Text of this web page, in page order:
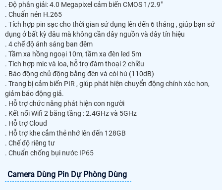
. Độ phân giải: 4.0 Megapixel cảm biến CMOS 1/2.9"
. Chuẩn nén H.265
. Tích hợp pin sạc cho thời gian sử dụng lên đến 6 tháng , giúp bạn sử
dụng ở bất kỳ đâu mà không cần dây nguồn và dây tín hiệu
. 4 chế độ ánh sáng ban đêm
. Tầm xa hồng ngoại 10m, tầm xa đèn led 5m
. Tích hợp mic và loa, hỗ trợ đàm thoại 2 chiều
. Báo động chủ động bằng đèn và còi hú (110dB)
. Trang bị cảm biến PIR , giúp phát hiện chuyển động chính xác hơn,
giảm báo động giả.
. Hỗ trợ chức năng phát hiện con người
. Kết nối Wifi 2 băng tầng : 2.4GHz và 5GHz
. Hỗ trợ Cloud
. Hỗ trợ khe cắm thẻ nhớ lên đến 128GB
. Chế độ riêng tư
. Chuẩn chống bụi nước IP65
Camera Dùng Pin Dự Phòng Dùng